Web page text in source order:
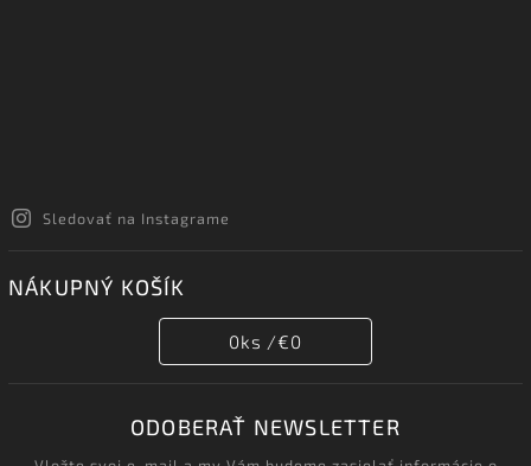
Sledovať na Instagrame
NÁKUPNÝ KOŠÍK
0ks /€0
ODOBERAŤ NEWSLETTER